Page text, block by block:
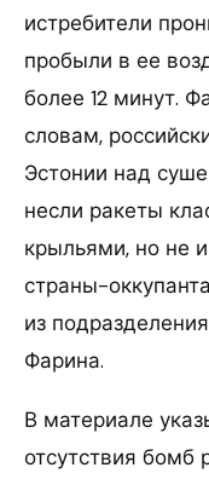
истребители
пробыли в ее
более 12 минут.
словам,
Эстонии над
несли ракеты
крыльями, но не
страны-
из
Фарина.
В материале
отсутствия бомб